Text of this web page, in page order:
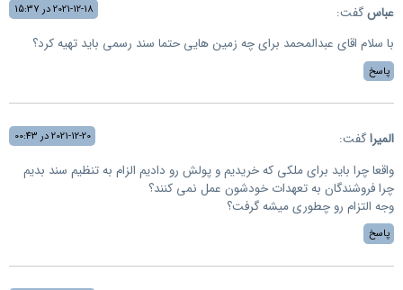
عباسگفت: 2021-12-18 در 15:37
با سلام اقای عبدالمحمد برای چه زمین هایی حتما سند رسمی باید تهیه کرد؟
پاسخ
المیراگفت: 2021-12-20 در 00:43
واقعا چرا باید برای ملکی که خریدیم و پولش رو دادیم الزام به تنظیم سند بدیم
چرا فروشندگان به تعهدات خودشون عمل نمی کنند؟
وجه التزام رو چطوری میشه گرفت؟
پاسخ